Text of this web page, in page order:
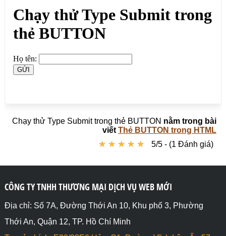
Chạy thử Type Submit trong thẻ BUTTON nằm trong bài
viết Thẻ BUTTON trong HTML
★ ★ ★ ★ ★
★ ★ ★ ★ ★ 5/5 - (1 Đánh giá)
CÔNG TY TNHH THƯƠNG MẠI DỊCH VỤ WEB MỚI
Địa chỉ: Số 7A, Đường Thới An 10, Khu phố 3, Phường
Thới An, Quận 12, TP. Hồ Chí Minh